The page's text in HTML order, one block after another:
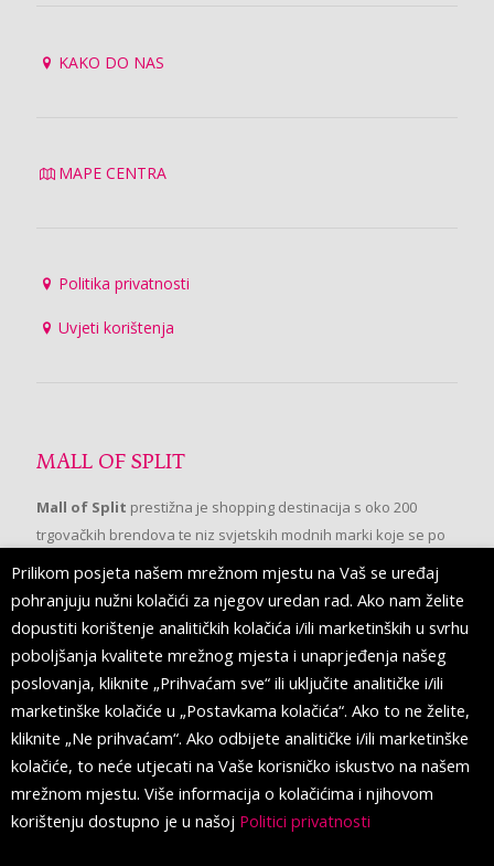
KAKO DO NAS
MAPE CENTRA
Politika privatnosti
Uvjeti korištenja
MALL OF SPLIT
Mall of Split prestižna je shopping destinacija s oko 200
trgovačkih brendova te niz svjetskih modnih marki koje se po
prvi put pojavljuju u Splitu.
PRATITE NAS
Prilikom posjeta našem mrežnom mjestu na Vaš se uređaj
pohranjuju nužni kolačići za njegov uredan rad. Ako nam želite
dopustiti korištenje analitičkih kolačića i/ili marketinških u svrhu
poboljšanja kvalitete mrežnog mjesta i unaprjeđenja našeg
poslovanja, kliknite „Prihvaćam sve“ ili uključite analitičke i/ili
marketinške kolačiće u „Postavkama kolačića“. Ako to ne želite,
kliknite „Ne prihvaćam“. Ako odbijete analitičke i/ili marketinške
kolačiće, to neće utjecati na Vaše korisničko iskustvo na našem
mrežnom mjestu. Više informacija o kolačićima i njihovom
korištenju dostupno je u našoj Politici privatnosti